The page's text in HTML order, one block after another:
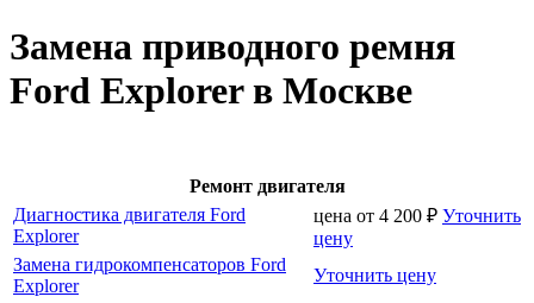
Замена приводного ремня
Ford Explorer в Москве
Ремонт двигателя
Диагностика двигателя Ford
Explorer
цена от 4 200 ₽ Уточнить
цену
Замена гидрокомпенсаторов Ford
Explorer
Уточнить цену